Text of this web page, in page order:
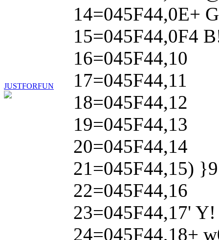
JUSTFORFUN
14=045F44,0E+
15=045F44,0F4
16=045F44,10
17=045F44,11
18=045F44,12
19=045F44,13
20=045F44,14
21=045F44,15)
22=045F44,16
23=045F44,17'
24=045F44,18+